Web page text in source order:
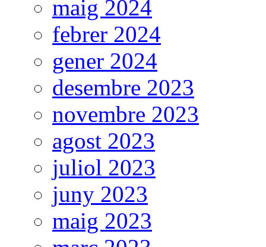
maig 2024
febrer 2024
gener 2024
desembre 2023
novembre 2023
agost 2023
juliol 2023
juny 2023
maig 2023